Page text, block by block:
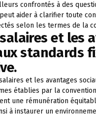
confrontés à des
aider à clarifier toute
selon les termes de la
et les
standards
et les avantages
établies par la
une rémunération
à instaurer un